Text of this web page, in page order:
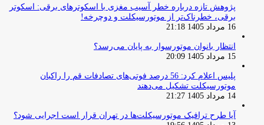
پژوهش تازه درباره خطر آسیب مغزی با اسکوترهای برقی: اسکوتر
برقی، خطرناک‌تر از موتورسیکلت و دوچرخه!
16 مرداد 1405 21:18
انتظار بانوان موتورسوار به پایان می‌رسد؟
15 مرداد 1405 20:09
پلیس اعلام کرد: 56 درصد فوتی‌های تصادفات قم را راکبان
موتورسیکلت تشکیل می‌دهند
14 مرداد 1405 21:27
آیا طرح ترافیک موتورسیکلت‌ها در تهران قرار است اجرایی شود؟